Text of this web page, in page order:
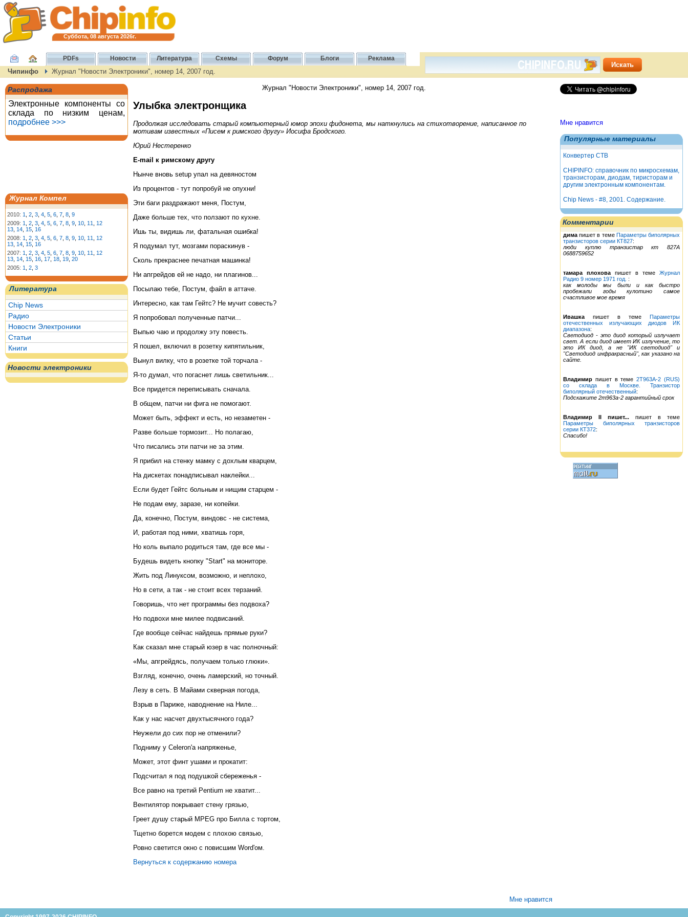
Суббота, 08 августа 2026г.
PDFs Новости Литература Схемы Форум Блоги Реклама
Чипинфо Журнал "Новости Электроники", номер 14, 2007 год.
Распродажа
Электронные компоненты со
склада по низким ценам,
подробнее >>>
Журнал Компел
2010: 1 2 3 4 5 6 7 8 9
2009: 1 2 3 4 5 6 7 8 9 10 11
12
13 14 15 16
2008: 1 2 3 4 5 6 7 8 9 10 11
12
13 14 15 16
2007: 1 2 3 4 5 6 7 8 9 10 11
12
13 14 15 16 17 18 19 20
2005: 1 2 3
Литература
Chip News
Радио
Новости Электроники
Статьи
Книги
Новости электроники
Мне нравится
Популярные материалы
Конвертер СТВ
CHIPINFO: справочник по микросхемам,
транзисторам, диодам, тиристорам и
другим электронным компонентам.
Chip News - #8, 2001. Содержание.
Комментарии
дима пишет в теме Параметры биполярных
транзисторов серии КТ827:
люди куплю транзистар кт 827А
0688759652
тамара плохова пишет в теме Журнал
Радио 9 номер 1971 год. :
как молоды мы были и как быстро
пробежали годы кулотино самое
счастливое мое время
Ивашка пишет в теме Параметры
отечественных излучающих диодов ИК
диапазона:
Светодиод - это диод который излучает
свет. А если диод имеет ИК излучение, то
это ИК диод, а не "ИК светодиод" и
"Светодиод инфракрасный", как указано на
сайте.
Владимир пишет в теме2Т963А-2 (RUS)
со склада в Москве. Транзистор
биполярный отечественный:
Подскажите 2т963а-2 гарантийный срок
Владимир II пишет... пишет в теме
Параметры биполярных транзисторов
серии КТ372:
Спасибо!
Журнал "Новости Электроники", номер 14, 2007 год.
Улыбка электронщика
Продолжая исследовать старый компьютерный юмор эпохи фидонета, мы наткнулись на стихо­творение, написанное по
мотивам известных «Писем к римского другу» Иосифа Бродского.
Юрий Нестеренко
E-mail к римскому другу
Hынче вновь setup упал на девяностом
Из процентов - тут попробуй не опухни!
Эти баги раздражают меня, Постум,
Даже больше тех, что ползают по кухне.
Ишь ты, видишь ли, фатальная ошибка!
Я подумал тут, мозгами пораскинув -
Сколь прекраснее печатная машинка!
Hи апгрейдов ей не надо, ни плагинов...
Посылаю тебе, Постум, файл в аттаче.
Интересно, как там Гейтс? Hе мучит совесть?
Я попробовал полученные патчи...
Выпью чаю и продолжу эту повесть.
Я пошел, включил в розетку кипятильник,
Вынул вилку, что в розетке той торчала -
Я-то думал, что погаснет лишь светильник...
Все придется переписывать сначала.
В общем, патчи ни фига не помогают.
Может быть, эффект и есть, но незаметен -
Разве больше тормозит... Hо полагаю,
Что писались эти патчи не за этим.
Я прибил на стенку мамку с дохлым кварцем,
Hа дискетах понадписывал наклейки...
Если будет Гейтс больным и нищим старцем -
Hе подам ему, заразе, ни копейки.
Да, конечно, Постум, виндовс - не система,
И, работая под ними, хватишь горя,
Hо коль выпало родиться там, где все мы -
Будешь видеть кнопку "Start" на мониторе.
Жить под Линуксом, возможно, и неплохо,
Hо в сети, а так - не стоит всех терзаний.
Говоришь, что нет программы без подвоха?
Hо подвохи мне милее подвисаний.
Где вообще сейчас найдешь прямые руки?
Как сказал мне старый юзер в час полночный:
«Мы, апгрейдясь, получаем только глюки».
Взгляд, конечно, очень ламерский, но точный.
Лезу в сеть. В Майами скверная погода,
Взрыв в Париже, наводнение на Hиле...
Как у нас насчет двухтысячного года?
Hеужели до сих пор не отменили?
Подниму у Celeron'а напряженье,
Может, этот финт ушами и прокатит:
Подсчитал я под подушкой сбереженья -
Все равно на третий Pentium не хватит...
Вентилятор покрывает стену грязью,
Греет душу старый MPEG про Билла с тортом,
Тщетно борется модем с плохою связью,
Ровно светится окно с повисшим Word'ом.
Вернуться к содержанию номера
Мне нравится